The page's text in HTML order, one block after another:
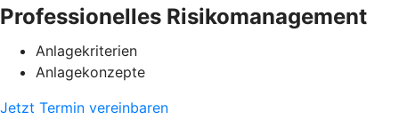
Professionelles Risikomanagement
Anlagekriterien
Anlagekonzepte
Jetzt Termin vereinbaren